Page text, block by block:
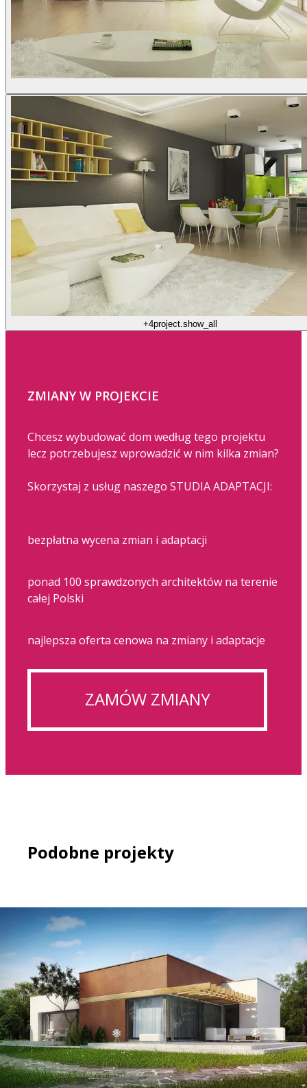
+4project.show_all
ZMIANY W PROJEKCIE
Chcesz wybudować dom według tego projektu
lecz potrzebujesz wprowadzić w nim kilka zmian?
Skorzystaj z usług naszego STUDIA ADAPTACJI:
bezpłatna wycena zmian i adaptacji
ponad 100 sprawdzonych architektów na terenie
całej Polski
najlepsza oferta cenowa na zmiany i adaptacje
ZAMÓW ZMIANY
Podobne projekty